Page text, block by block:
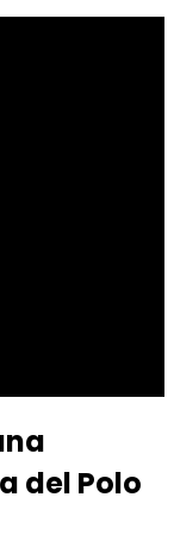
del Polo